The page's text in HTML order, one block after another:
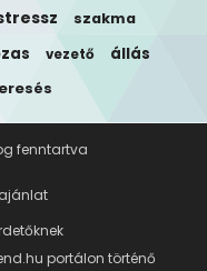
szakma
vezető állás
portálon történő
fenntartva